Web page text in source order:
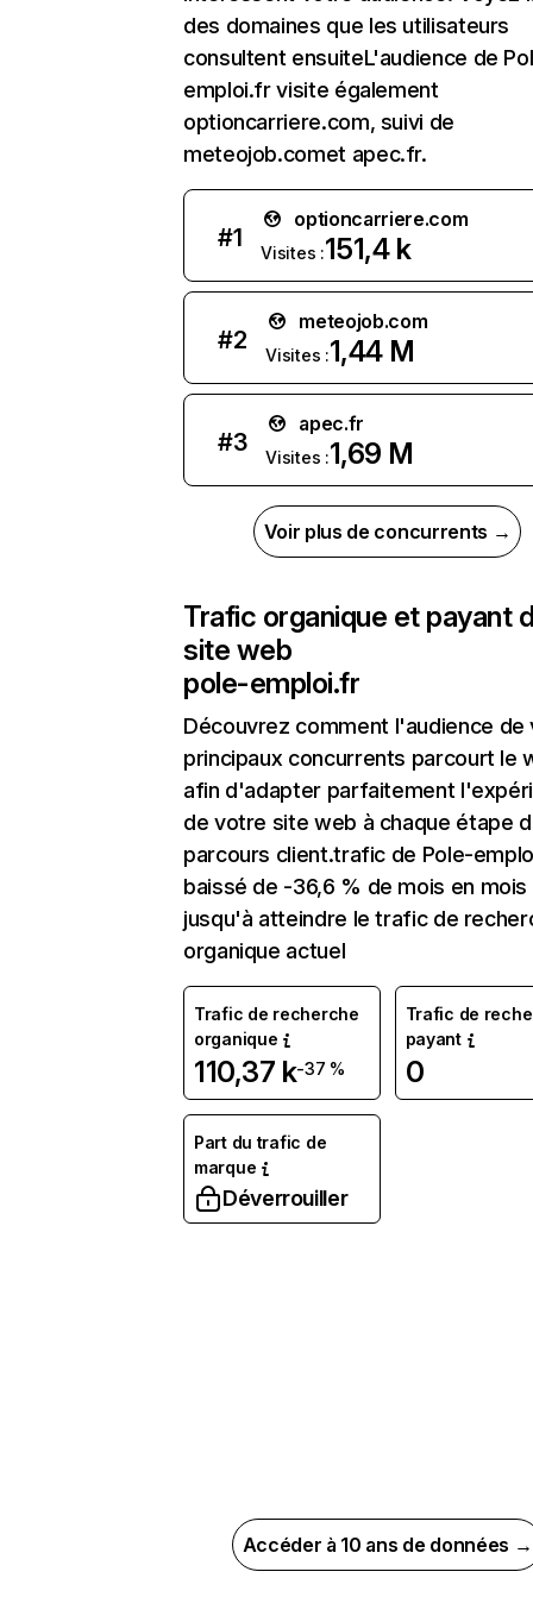
des domaines que les utilisateurs
consultent ensuiteL'audience de
emploi.fr visite également
optioncarriere.com, suivi de
meteojob.comet apec.fr.
#1
optioncarriere.com
Visites :151,4 k
#2
meteojob.com
Visites :1,44 M
#3
apec.fr
Visites :1,69 M
Voir plus de concurrents →
Trafic organique et payant
site web
pole-emploi.fr
Découvrez comment l'audience de
principaux concurrents parcourt le
afin d'adapter parfaitement
de votre site web à chaque étape
parcours client.trafic de Pole-
baissé de -36,6 % de mois en mois
jusqu'à atteindre le trafic de
organique actuel
Trafic de recherche
organique
110,37 k-37 %
Trafic de
payant
0
Part du trafic de
marque
Déverrouiller
Accéder à 10 ans de données →